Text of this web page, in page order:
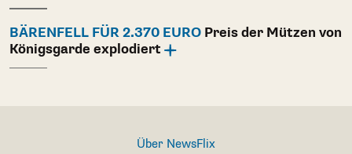
BÄRENFELL FÜR 2.370 EURO Preis der Mützen von
Königsgarde explodiert
Über NewsFlix